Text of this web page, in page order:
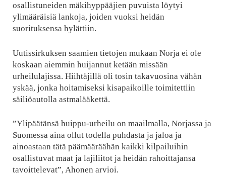
osallistuneiden mäkihyppääjien puvuista löytyi
ylimääräisiä lankoja, joiden vuoksi heidän
suorituksensa hylättiin.
Uutissirkuksen saamien tietojen mukaan Norja ei ole
koskaan aiemmin huijannut ketään missään
urheilulajissa. Hiihtäjillä oli tosin takavuosina vähän
yskää, jonka hoitamiseksi kisapaikoille toimitettiin
säiliöautolla astmalääkettä.
”Ylipäätänsä huippu-urheilu on maailmalla, Norjassa ja
Suomessa aina ollut todella puhdasta ja jaloa ja
ainoastaan tätä päämääräähän kaikki kilpailuihin
osallistuvat maat ja lajiliitot ja heidän rahoittajansa
tavoittelevat”, Ahonen arvioi.